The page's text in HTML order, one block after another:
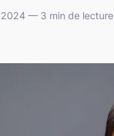
— 3 min de lecture